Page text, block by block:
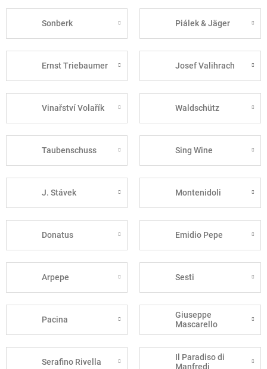
Sonberk Piálek & Jäger
Ernst Triebaumer Josef Valihrach
Vinařství Volařík Waldschütz
Taubenschuss Sing Wine
J. Stávek Montenidoli
Donatus Emidio Pepe
Arpepe Sesti
Pacina
Giuseppe
Mascarello
Serafino Rivella
Il Paradiso di
Manfredi